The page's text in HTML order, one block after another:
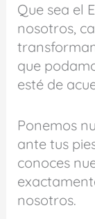
Que sea el
nosotros,
que
esté de
Ponemos
ante tus
conoces
nosotros.